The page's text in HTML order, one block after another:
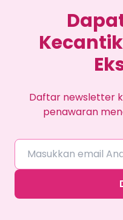
Daftar newsletter
penawaran